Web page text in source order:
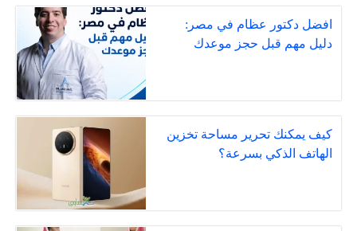
افضل دكتور عظام في مصر:
دليل مهم قبل حجز موعدك
كيف يمكنك تحرير مساحة تخزين
الهاتف الذكي بسرعة؟